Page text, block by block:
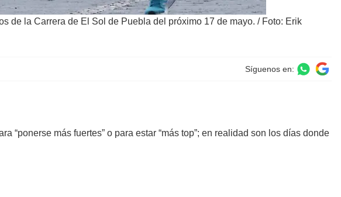
de la Carrera de El Sol de Puebla del próximo 17 de mayo. / Foto: Erik
Síguenos en:
“ponerse más fuertes” o para estar “más top”; en realidad son los días donde